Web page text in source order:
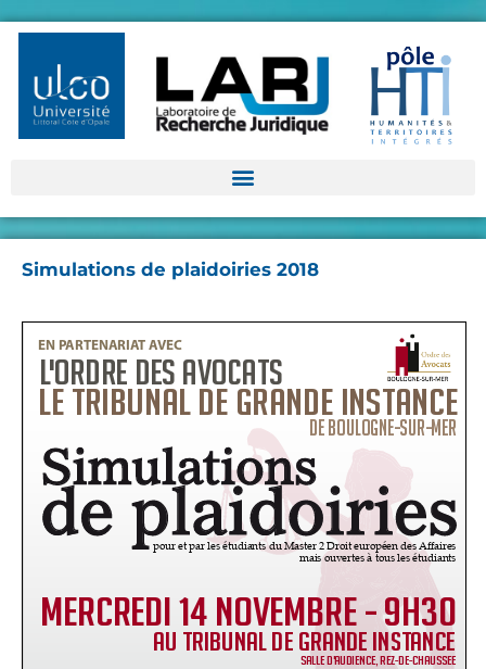
Simulations de plaidoiries 2018